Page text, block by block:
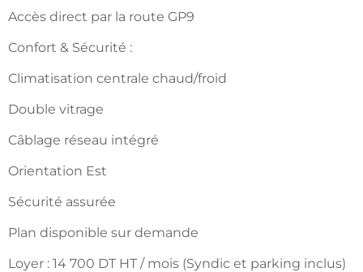
Accès direct par la route GP9
Confort & Sécurité :
Climatisation centrale chaud/froid
Double vitrage
Câblage réseau intégré
Orientation Est
Sécurité assurée
Plan disponible sur demande
Loyer : 14 700 DT HT / mois (Syndic et parking inclus)